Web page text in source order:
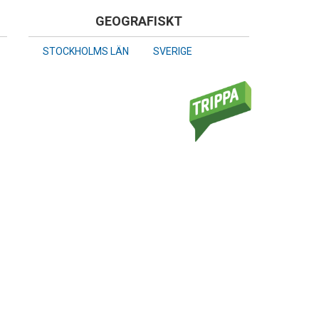
GEOGRAFISKT
STOCKHOLMS LÄN SVERIGE